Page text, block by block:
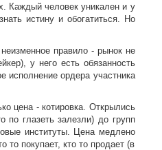
Каждый человек уникален и у
истину и обогатиться. Но
правило - рынок не
у него есть обязанность
исполнение ордера участника
цена - котировка. Открылись
по глазеть залезли) до групп
институты. Цена медлено
то покупает, кто то продает (в